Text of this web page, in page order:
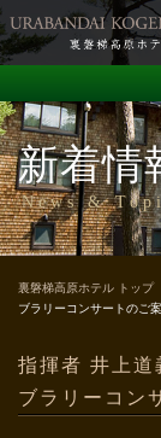
新着情
News &
裏磐梯高原ホテル トップ
ブラリーコンサートのご
指揮者 井上道
ブラリーコン